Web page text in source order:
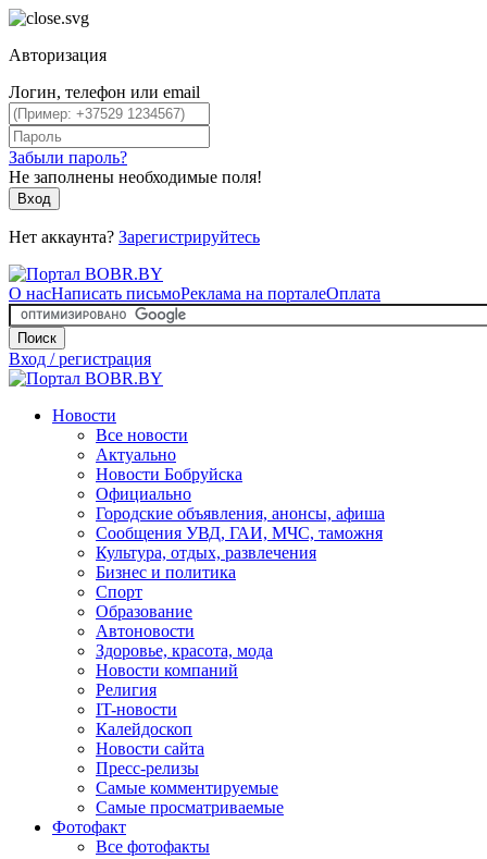
Авторизация
Логин, телефон или email
Забыли пароль?
Не заполнены необходимые поля!
Вход
Нет аккаунта? Зарегистрируйтесь
О насНаписать письмоРеклама на порталеОплата
Поиск
Вход / регистрация
Новости
Все новости
Актуально
Новости Бобруйска
Официально
Городские объявления, анонсы, афиша
Сообщения УВД, ГАИ, МЧС, таможня
Культура, отдых, развлечения
Бизнес и политика
Спорт
Образование
Автоновости
Здоровье, красота, мода
Новости компаний
Религия
IT-новости
Калейдоскоп
Новости сайта
Пресс-релизы
Самые комментируемые
Самые просматриваемые
Фотофакт
Все фотофакты